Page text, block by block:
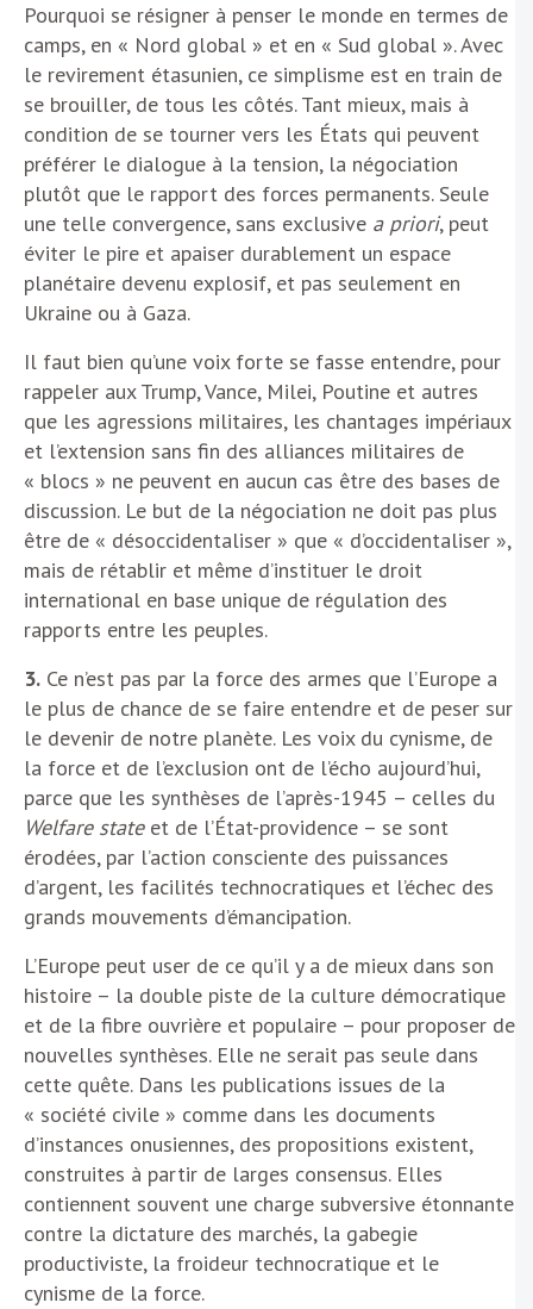
Pourquoi se résigner à penser le monde en termes de
camps, en « Nord global » et en « Sud global ». Avec
le revirement étasunien, ce simplisme est en train de
se brouiller, de tous les côtés. Tant mieux, mais à
condition de se tourner vers les États qui peuvent
préférer le dialogue à la tension, la négociation
plutôt que le rapport des forces permanents. Seule
une telle convergence, sans exclusive a priori, peut
éviter le pire et apaiser durablement un espace
planétaire devenu explosif, et pas seulement en
Ukraine ou à Gaza.
Il faut bien qu’une voix forte se fasse entendre, pour
rappeler aux Trump, Vance, Milei, Poutine et autres
que les agressions militaires, les chantages impériaux
et l’extension sans fin des alliances militaires de
« blocs » ne peuvent en aucun cas être des bases de
discussion. Le but de la négociation ne doit pas plus
être de « désoccidentaliser » que « d’occidentaliser »,
mais de rétablir et même d’instituer le droit
international en base unique de régulation des
rapports entre les peuples.
3. Ce n’est pas par la force des armes que l’Europe a
le plus de chance de se faire entendre et de peser sur
le devenir de notre planète. Les voix du cynisme, de
la force et de l’exclusion ont de l’écho aujourd’hui,
parce que les synthèses de l’après-1945 – celles du
Welfare stateet de l’État-providence – se sont
érodées, par l’action consciente des puissances
d’argent, les facilités technocratiques et l’échec des
grands mouvements d’émancipation.
L’Europe peut user de ce qu’il y a de mieux dans son
histoire – la double piste de la culture démocratique
et de la fibre ouvrière et populaire – pour proposer de
nouvelles synthèses. Elle ne serait pas seule dans
cette quête. Dans les publications issues de la
« société civile » comme dans les documents
d’instances onusiennes, des propositions existent,
construites à partir de larges consensus. Elles
contiennent souvent une charge subversive étonnante
contre la dictature des marchés, la gabegie
productiviste, la froideur technocratique et le
cynisme de la force.